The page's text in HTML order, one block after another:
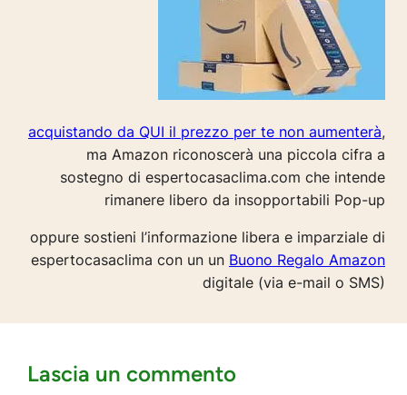
acquistando da QUI il prezzo per te non aumenterà,
ma Amazon riconoscerà una piccola cifra a
sostegno di espertocasaclima.com che intende
rimanere libero da insopportabili Pop-up
oppure sostieni l’informazione libera e imparziale di
espertocasaclima con un un Buono Regalo Amazon
digitale (via e-mail o SMS)
Lascia un commento